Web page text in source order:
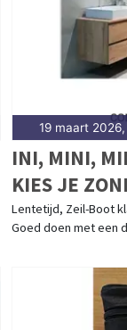
19 maart
INI, MINI,
KIES JE
Lentetijd, Zeil-Boot
Goed doen met een